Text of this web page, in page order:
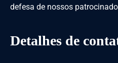
defesa de nossos
Detalhes de